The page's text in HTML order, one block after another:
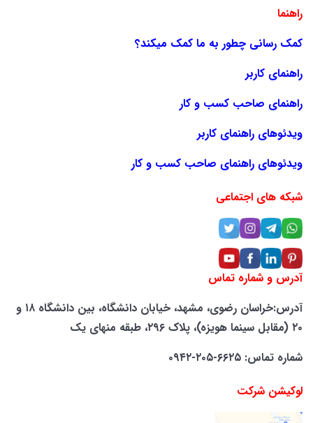
راهنما
کمک رسانی چطور به ما کمک میکند؟
راهنمای کاربر
راهنمای صاحب کسب و کار
ویدئوهای راهنمای کاربر
ویدئوهای راهنمای صاحب کسب و کار
شبکه های اجتماعی
آدرس و شماره تماس
آدرس:خراسان رضوی، مشهد، خیابان دانشگاه، بین دانشگاه ۱۸ و
۲۰ (مقابل سینما هویزه)، پلاک ۲۹۶، طبقه منهای یک
شماره تماس: ۶۶۲۵-۲۰۵-۰۹۴۲
لوکیشن شرکت